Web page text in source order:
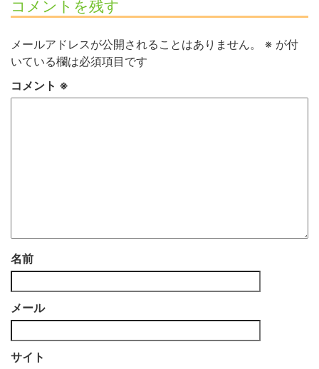
コメントを残す
メールアドレスが公開されることはありません。 ※ が付
いている欄は必須項目です
コメント ※
名前
メール
サイト